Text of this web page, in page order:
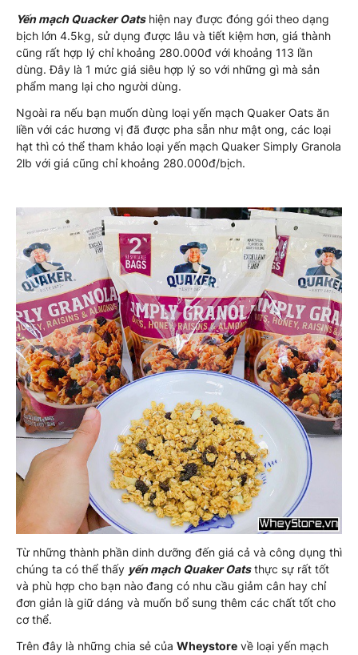
Yến mạch Quacker Oatshiện nay được đóng gói theo dạng
bịch lớn 4.5kg, sử dụng được lâu và tiết kiệm hơn, giá thành
cũng rất hợp lý chỉ khoảng 280.000đ với khoảng 113 lần
dùng. Đây là 1 mức giá siêu hợp lý so với những gì mà sản
phẩm mang lại cho người dùng.
Ngoài ra nếu bạn muốn dùng loại yến mạch Quaker Oats ăn
liền với các hương vị đã được pha sẵn như mật ong, các loại
hạt thì có thể tham khảo loại yến mạch Quaker Simply Granola
2lb với giá cũng chỉ khoảng 280.000đ/bịch.
Từ những thành phần dinh dưỡng đến giá cả và công dụng thì
chúng ta có thể thấy yến mạch Quaker Oatsthực sự rất tốt
và phù hợp cho bạn nào đang có nhu cầu giảm cân hay chỉ
đơn giản là giữ dáng và muốn bổ sung thêm các chất tốt cho
cơ thể.
Trên đây là những chia sẻ của Wheystore về loại yến mạch